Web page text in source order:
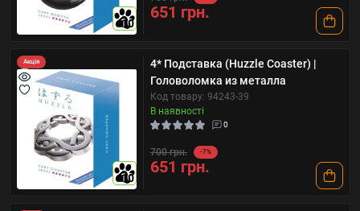
10
651 грн.
Акція
10
4* Подставка (Huzzle Coaster) |
Головоломка из металла
Код товару: 94243-39
В наявності
0
700 грн. -7%
651 грн.